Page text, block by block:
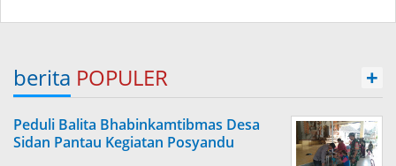
berita POPULER +
Peduli Balita Bhabinkamtibmas Desa
Sidan Pantau Kegiatan Posyandu